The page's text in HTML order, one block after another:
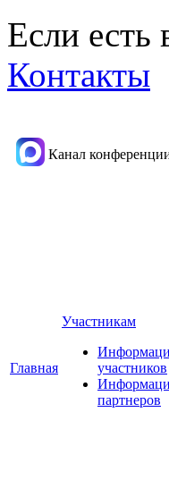
Если есть
Контакты
Канал
Главная
Участникам
участников
партнеров